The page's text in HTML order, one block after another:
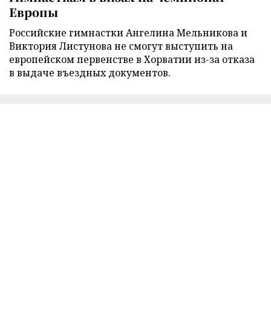
Европы
Российские гимнастки Ангелина Мельникова и
Виктория Листунова не смогут выступить на
европейском первенстве в Хорватии из-за отказа
в выдаче въездных документов.